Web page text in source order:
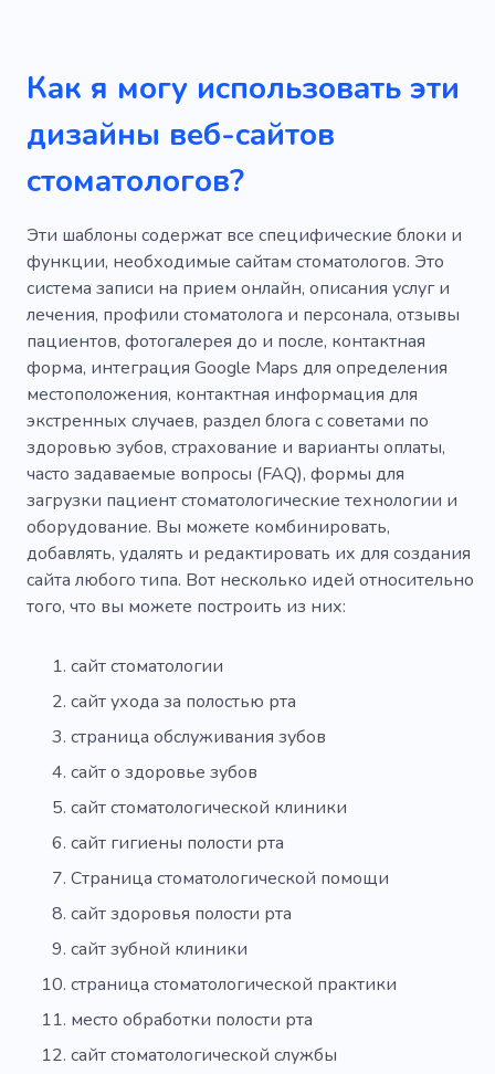
Прикрытие татуировки
Тон кожи
Волосы
Маникюр
Плюсы
Заголовки
Как я могу использовать эти
дизайны веб-сайтов
стоматологов?
Эти шаблоны содержат все специфические блоки и
функции, необходимые сайтам стоматологов. Это
система записи на прием онлайн, описания услуг и
лечения, профили стоматолога и персонала, отзывы
пациентов, фотогалерея до и после, контактная
форма, интеграция Google Maps для определения
местоположения, контактная информация для
экстренных случаев, раздел блога с советами по
здоровью зубов, страхование и варианты оплаты,
часто задаваемые вопросы (FAQ), формы для
загрузки пациент стоматологические технологии и
оборудование. Вы можете комбинировать,
добавлять, удалять и редактировать их для создания
сайта любого типа. Вот несколько идей относительно
того, что вы можете построить из них:
сайт стоматологии
сайт ухода за полостью рта
страница обслуживания зубов
сайт о здоровье зубов
сайт стоматологической клиники
сайт гигиены полости рта
Страница стоматологической помощи
сайт здоровья полости рта
сайт зубной клиники
страница стоматологической практики
место обработки полости рта
сайт стоматологической службы